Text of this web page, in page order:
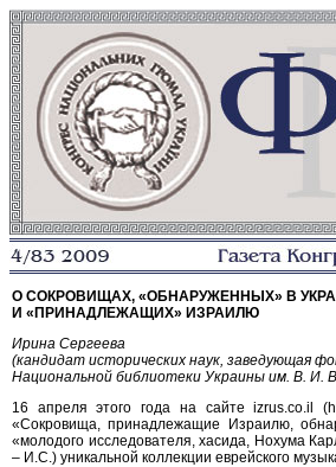
О СОКРОВИЩАХ, «ОБНАРУЖЕННЫХ» В
И «ПРИНАДЛЕЖАЩИХ» ИЗРАИЛЮ
Ирина Сергеева
(кандидат исторических наук, заведующая
Национальной библиотеки Украины им. В. И.
16 апреля этого года на сайте izrus.co.il
«Сокровища, принадлежащие Израилю,
«молодого исследователя, хасида, Нохума
– И.С.) уникальной коллекции еврейского